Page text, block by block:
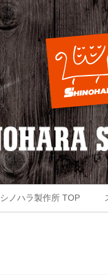
シノハラ製作所 TOP